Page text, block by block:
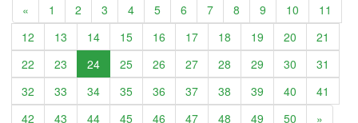
« Anterior
1 2 3 4 5 6 7 8 9 10
11
12
13 14 15 16 17 18 19 20
21
22
23 24 25 26 27 28 29 30
31
32
33 34 35 36 37 38 39 40
41
42
43 44 45 46 47 48 49 50 »